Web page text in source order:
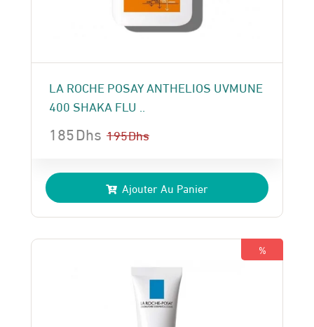
LA ROCHE POSAY ANTHELIOS UVMUNE
400 SHAKA FLU ..
195Dhs
prix
initial
était :
195 Dhs.
185Dhs
prix
actuel
est :
185 Dhs.
Ajouter Au Panier
%